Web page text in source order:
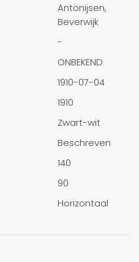
Antonijsen,
Beverwijk
-
ONBEKEND
1910-07-04
1910
Zwart-wit
Beschreven
140
90
Horizontaal